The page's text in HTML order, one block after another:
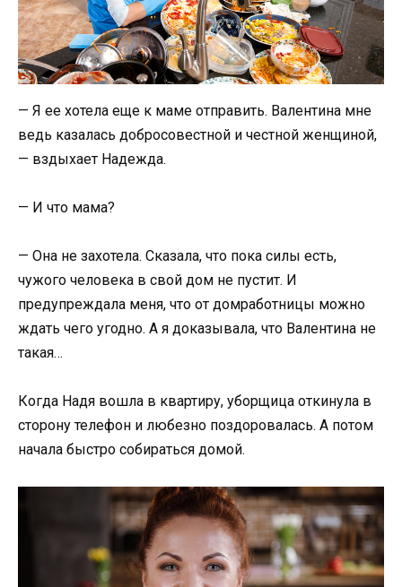
— Я ее хотела еще к маме отправить. Валентина мне
ведь казалась добросовестной и честной женщиной,
— вздыхает Надежда.
— И что мама?
— Она не захотела. Сказала, что пока силы есть,
чужого человека в свой дом не пустит. И
предупреждала меня, что от домработницы можно
ждать чего угодно. А я доказывала, что Валентина не
такая…
Когда Надя вошла в квартиру, уборщица откинула в
сторону телефон и любезно поздоровалась. А потом
начала быстро собираться домой.